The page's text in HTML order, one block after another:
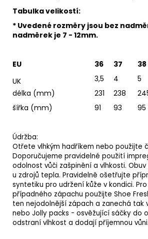
Tabulka velikostí:
* Uvedené rozměry jsou bez
nadměrek je 7 - 12mm.
EU 36 37 38
UK
3,5 4 5
délka (mm)
231 238
šířka (mm)
91 93 95
Údržba:
Otřete vlhkým hadříkem nebo použijte
Doporučujeme pravidelné použití
odolnost vůči zašpinění a vlhkosti.
u zdrojů tepla. Pravidelně ošetřujte
syntetiku pro udržení kůže v kondici.
případného zápachu použijte Shoe
ten nejodolnější zápach a zanechá tak
nebo Jolly packs - osvěžující sáčky do
odstraní vlhkost a dodají příjemnou vůni.